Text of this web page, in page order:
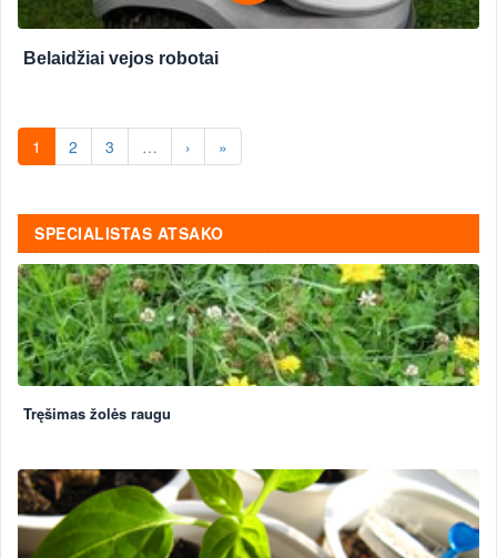
Belaidžiai vejos robotai
1 2 3 … › »
SPECIALISTAS ATSAKO
Tręšimas žolės raugu